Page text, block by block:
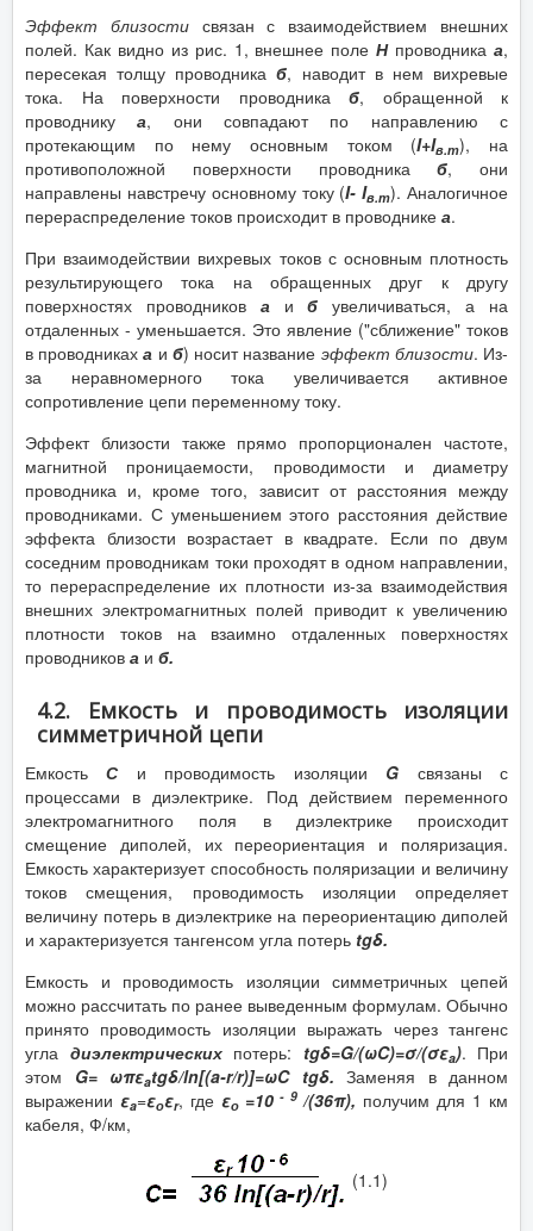
Эффект близостисвязан с взаимодействием внешних
полей. Как видно из рис. 1, внешнее полеНпроводникаа,
пересекая толщу проводникаб, наводит в нем вихревые
тока. На поверхности проводника б, обращенной к
проводникуа, они совпадают по направлению с
протекающим по нему основным током (I+Iв.т), на
противоположной поверхности проводникаб, они
направлены навстречу основному току (I- Iв.т). Аналогичное
перераспределение токов происходит в проводнике а.
При взаимодействии вихревых токов с основным плотность
результирующего тока на обращенных друг к другу
поверхностях проводников аиб увеличиваться, а на
отдаленных - уменьшается. Это явление ("сближение" токов
в проводникаха и б) носит название эффект близости. Из-
за неравномерного тока увеличивается активное
сопротивление цепи переменному току.
Эффект близости также прямо пропорционален частоте,
магнитной проницаемости, проводимости и диаметру
проводника и, кроме того, зависит от расстояния между
проводниками. С уменьшением этого расстояния действие
эффекта близости возрастает в квадрате. Если по двум
соседним проводникам токи проходят в одном направлении,
то перераспределение их плотности из-за взаимодействия
внешних электромагнитных полей приводит к увеличению
плотности токов на взаимно отдаленных поверхностях
проводников а и б.
4.2. Емкость и проводимость изоляции
симметричной цепи
ЕмкостьС и проводимость изоляции G связаны с
процессами в диэлектрике. Под действием переменного
электромагнитного поля в диэлектрике происходит
смещение диполей, их переориентация и поляризация.
Емкость характеризует способность поляризации и величину
токов смещения, проводимость изоляции определяет
величину потерь в диэлектрике на переориентацию диполей
и характеризуется тангенсом угла потерь tgδ.
Емкость и проводимость изоляции симметричных цепей
можно рассчитать по ранее выведенным формулам. Обычно
принято проводимость изоляции выражать через тангенс
угла диэлектрическихпотерь: tgδ=G/(ωC)=σ/(σεa). При
этом G= ωπεatgδ/ln[(a-r/r)]=ωC tgδ. Заменяя в данном
выражении εa=εоεr, где εо =10 - 9 /(36π), получим для 1 км
кабеля, Ф/км,
(1.1)